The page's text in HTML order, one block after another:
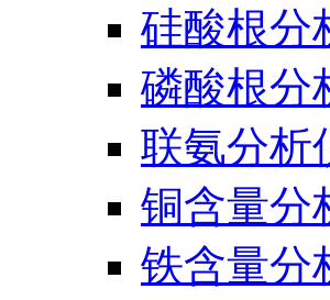
硅酸根分
磷酸根分
联氨分析
铜含量分
铁含量分